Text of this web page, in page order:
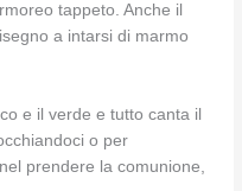
tappeto. Anche il
a intarsi di marmo
e il verde e tutto canta il
o per
prendere la comunione,